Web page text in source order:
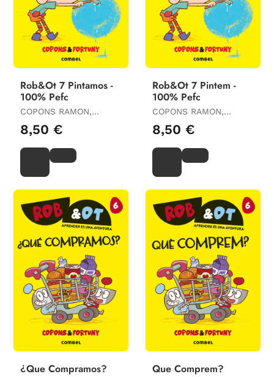
Rob&Ot 7 Pintamos -
100% Pefc
COPONS RAMON,
8,50 €
Rob&Ot 7 Pintem -
100% Pefc
COPONS RAMON,
8,50 €
¿Que Compramos? Que Comprem?